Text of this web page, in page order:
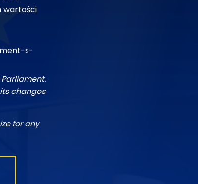
wartości
s-
changes
for any